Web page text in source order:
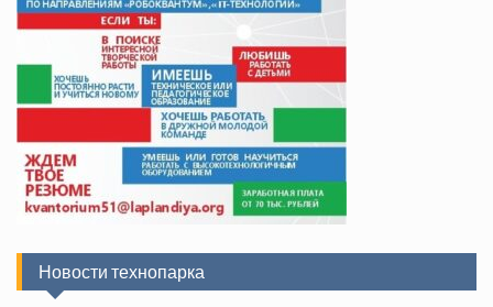
Новости технопарка